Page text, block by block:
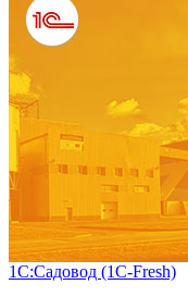
1С:Садовод (1С-Fresh)